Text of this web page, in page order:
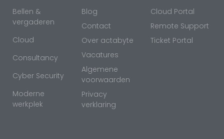
Bellen &
vergaderen
Cloud
Consultancy
Cyber Security
Moderne
werkplek
Blog
Contact
Over actabyte
Vacatures
Algemene
voorwaarden
Privacy
verklaring
Cloud Portal
Remote Support
Ticket Portal